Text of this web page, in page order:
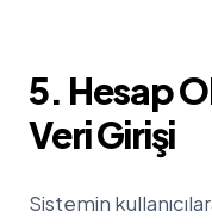
5. Hesap
Veri Girişi
Sistemin